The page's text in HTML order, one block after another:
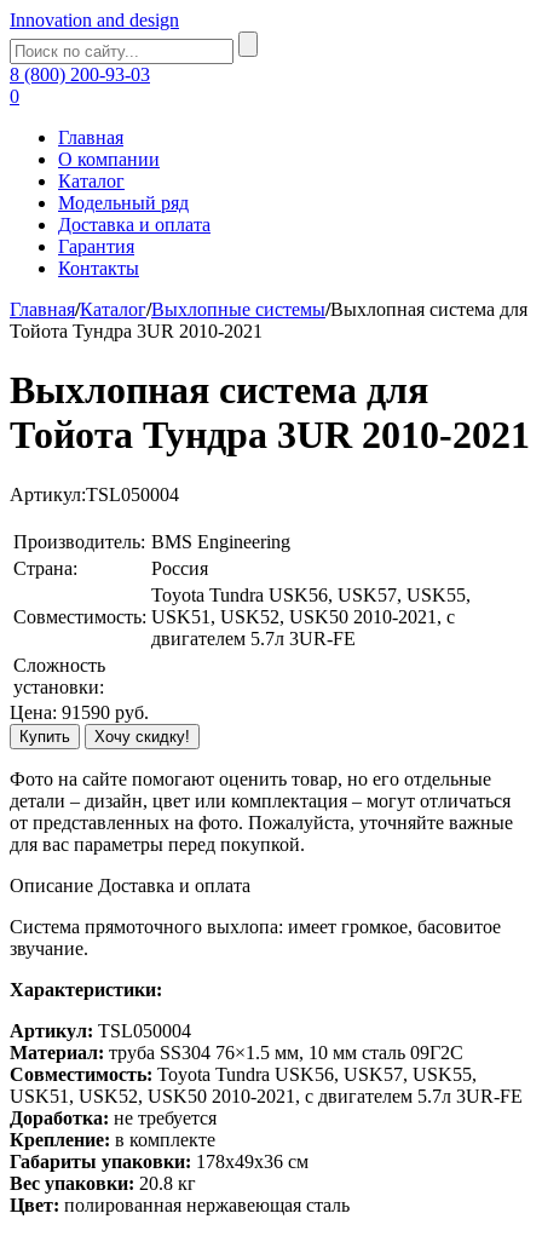
Innovation and design
8 (800) 200-93-03
0
Главная
О компании
Каталог
Модельный ряд
Доставка и оплата
Гарантия
Контакты
Главная/Каталог/Выхлопные системы/Выхлопная система для
Тойота Тундра 3UR 2010-2021
Выхлопная система для
Тойота Тундра 3UR 2010-2021
Артикул:TSL050004
Производитель: BMS Еngineering
Страна:
Россия
Совместимость:
Toyota Tundra USK56, USK57, USK55,
USK51, USK52, USK50 2010-2021, с
двигателем 5.7л 3UR-FE
Сложность
установки:
Цена: 91590 руб.
Купить Хочу скидку!
Фото на сайте помогают оценить товар, но его отдельные
детали – дизайн, цвет или комплектация – могут отличаться
от представленных на фото. Пожалуйста, уточняйте важные
для вас параметры перед покупкой.
Описание Доставка и оплата
Система прямоточного выхлопа: имеет громкое, басовитое
звучание.
Характеристики:
Артикул: TSL050004
Материал: труба SS304 76×1.5 мм, 10 мм сталь 09Г2С
Совместимость: Toyota Tundra USK56, USK57, USK55,
USK51, USK52, USK50 2010-2021, с двигателем 5.7л 3UR-FE
Доработка: не требуется
Крепление: в комплекте
Габариты упаковки: 178x49x36 см
Вес упаковки: 20.8 кг
Цвет: полированная нержавеющая сталь